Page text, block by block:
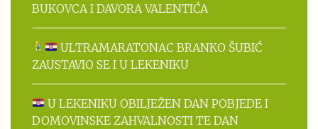
BUKOVCA I DAVORA VALENTIĆA
ULTRAMARATONAC BRANKO ŠUBIĆ
ZAUSTAVIO SE I U LEKENIKU
U LEKENIKU OBILJEŽEN DAN POBJEDE I
DOMOVINSKE ZAHVALNOSTI TE DAN